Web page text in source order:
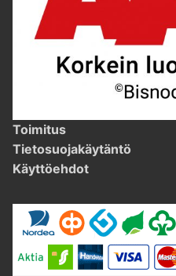
Toimitus
Tietosuojakäytäntö
Käyttöehdot